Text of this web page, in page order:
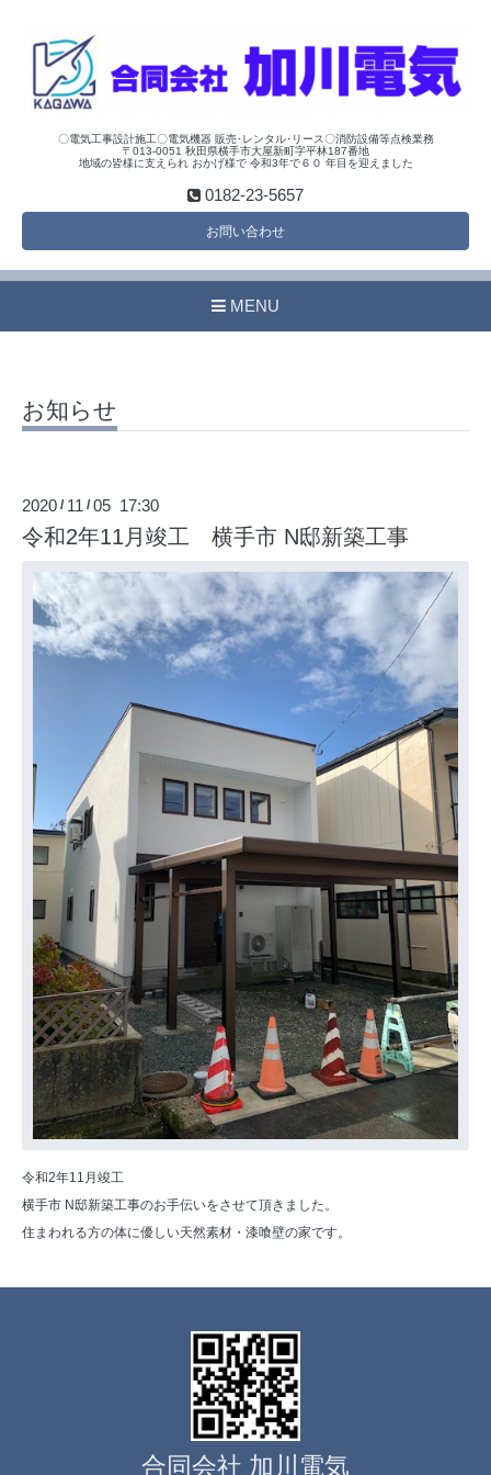
〇電気工事設計施工〇電気機器 販売･レンタル･リース〇消防設備等点検業務
〒013-0051 秋田県横手市大屋新町字平林187番地
地域の皆様に支えられ おかげ様で 令和3年で６０ 年目を迎えました
0182-23-5657
お問い合わせ
MENU
お知らせ
2020 / 11 /05 17:30
令和2年11月竣工 横手市 N邸新築工事
令和2年11月竣工
横手市 N邸新築工事のお手伝いをさせて頂きました。
住まわれる方の体に優しい天然素材・漆喰壁の家です。
合同会社 加川電気